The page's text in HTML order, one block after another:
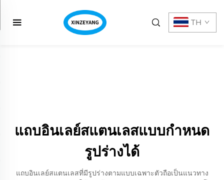
TH
แถบอินเลย์สแตนเลสแบบกำหนด
รูปร่างได้
แถบอินเลย์สแตนเลสที่มีรูปร่างตามแบบเฉพาะตัวถือเป็นแนวทาง